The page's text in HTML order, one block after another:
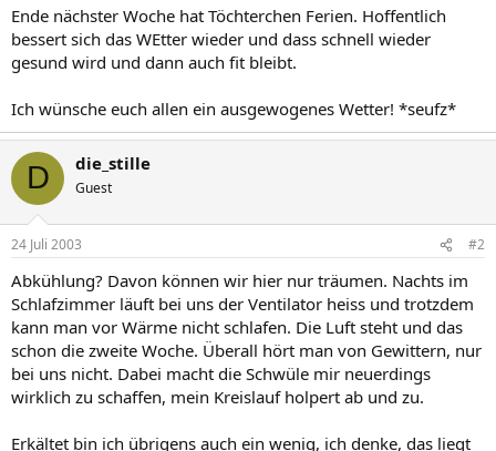
Ende nächster Woche hat Töchterchen Ferien. Hoffentlich
bessert sich das WEtter wieder und dass schnell wieder
gesund wird und dann auch fit bleibt.
Ich wünsche euch allen ein ausgewogenes Wetter! *seufz*
D die_stille
Guest
24 Juli 2003 #2
Abkühlung? Davon können wir hier nur träumen. Nachts im
Schlafzimmer läuft bei uns der Ventilator heiss und trotzdem
kann man vor Wärme nicht schlafen. Die Luft steht und das
schon die zweite Woche. Überall hört man von Gewittern, nur
bei uns nicht. Dabei macht die Schwüle mir neuerdings
wirklich zu schaffen, mein Kreislauf holpert ab und zu.
Erkältet bin ich übrigens auch ein wenig, ich denke, das liegt